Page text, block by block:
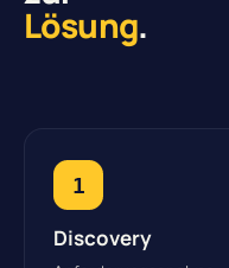
Lösung.
1
Discovery